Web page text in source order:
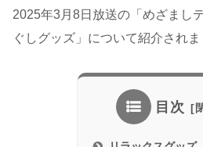
2025年3月8日放送の「めざまし
ぐしグッズ」について紹介されま
目次